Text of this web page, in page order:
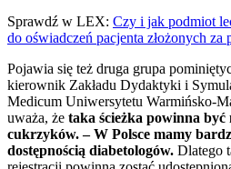
Sprawdź w LEX: Czy i jak podmiot
do oświadczeń pacjenta złożonych
Pojawia się też druga grupa
kierownik Zakładu Dydaktyki i
Medicum Uniwersytetu Warmińsko-
uważa, że taka ścieżka powinna
cukrzyków. – W Polsce mamy
dostępnością diabetologów. Dlatego